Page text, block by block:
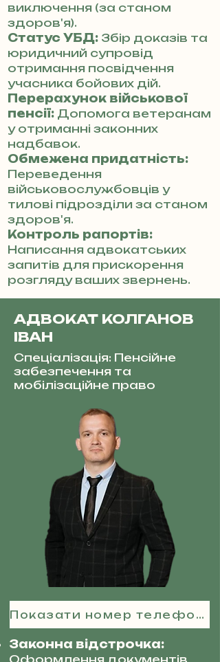
виключення (за станом
здоров'я).
Статус УБД: Збір доказів та
юридичний супровід
отримання посвідчення
учасника бойових дій.
Перерахунок військової
пенсії: Допомога ветеранам
у отриманні законних
надбавок.
Обмежена придатність:
Переведення
військовослужбовців у
тилові підрозділи за станом
здоров'я.
Контроль рапортів:
Написання адвокатських
запитів для прискорення
розгляду ваших звернень.
АДВОКАТ КОЛГАНОВ
ІВАН
Спеціалізація: Пенсійне
забезпечення та
мобілізаційне право
Показати номер телефону
Законна відстрочка:
Оформлення документів